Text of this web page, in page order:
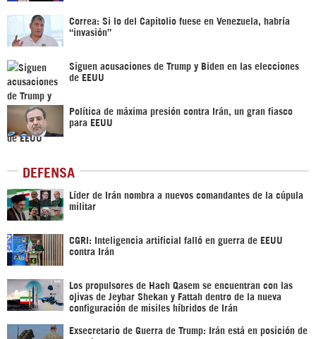
Correa: Si lo del Capitolio fuese en Venezuela, habría
“invasión”
Siguen acusaciones de Trump y Biden en las elecciones
de EEUU
Política de máxima presión contra Irán, un gran fiasco
para EEUU
DEFENSA
Líder de Irán nombra a nuevos comandantes de la cúpula
militar
CGRI: Inteligencia artificial falló en guerra de EEUU
contra Irán
Los propulsores de Hach Qasem se encuentran con las
ojivas de Jeybar Shekan y Fattah dentro de la nueva
configuración de misiles híbridos de Irán
Exsecretario de Guerra de Trump: Irán está en posición de